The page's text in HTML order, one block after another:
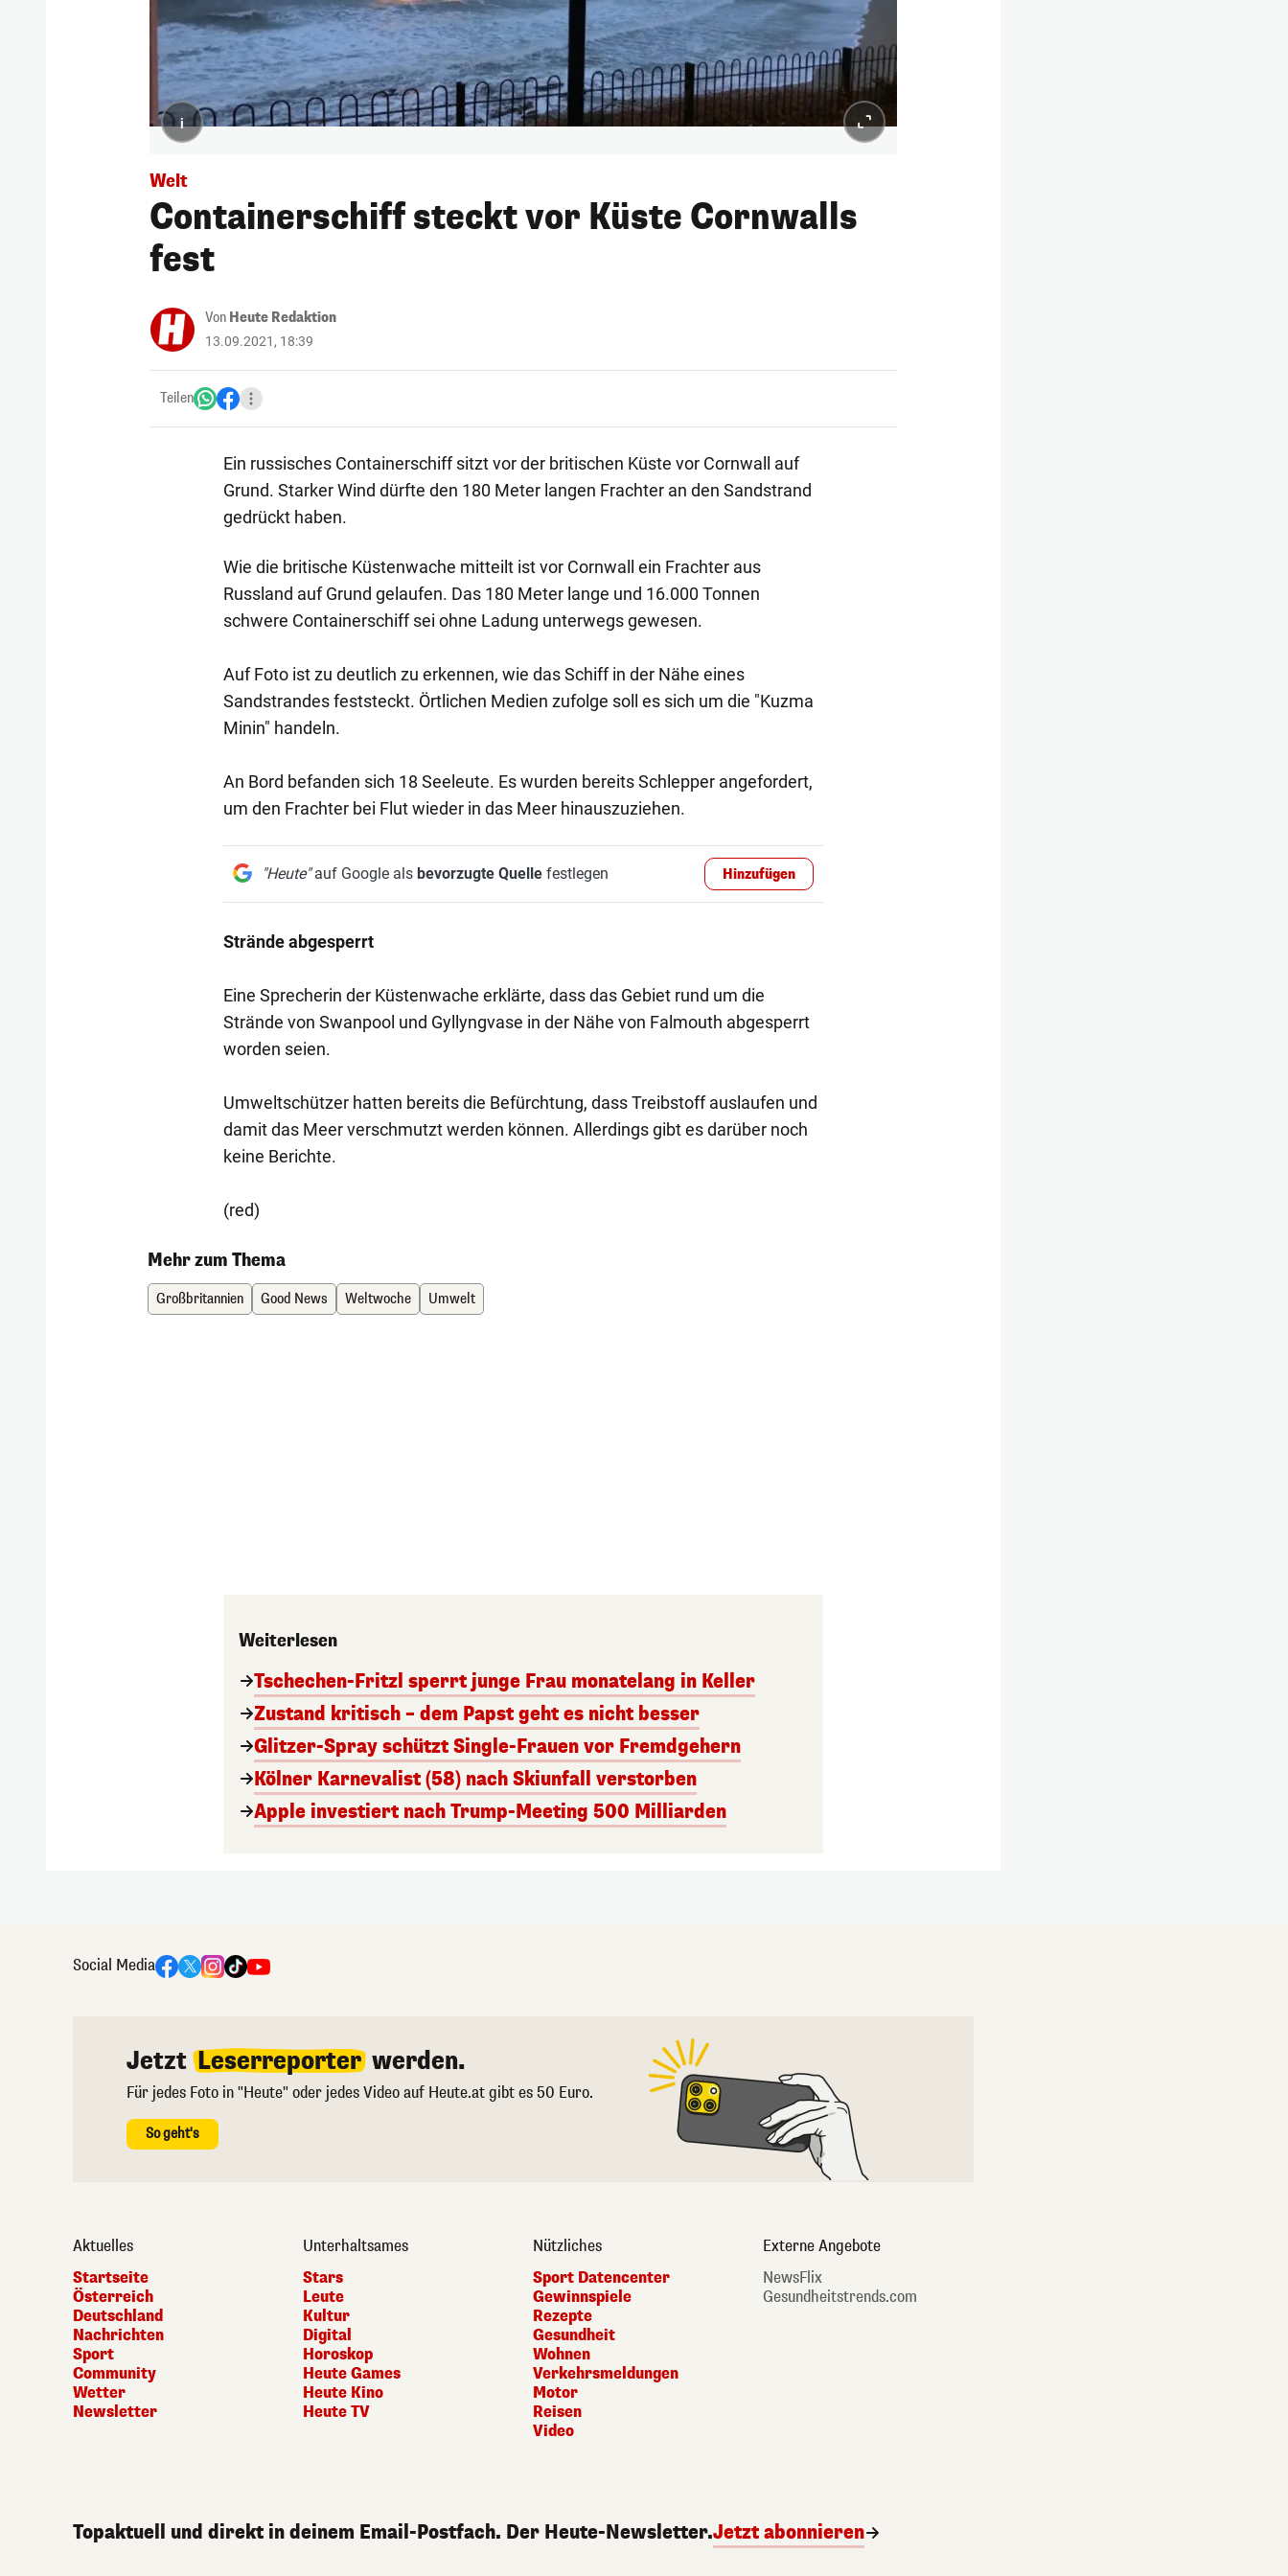
i
Welt
Containerschiff steckt vor Küste Cornwalls
fest
Von Heute Redaktion
13.09.2021, 18:39
Teilen
Ein russisches Containerschiff sitzt vor der britischen Küste vor Cornwall auf
Grund. Starker Wind dürfte den 180 Meter langen Frachter an den Sandstrand
gedrückt haben.
Wie die britische Küstenwache mitteilt ist vor Cornwall ein Frachter aus
Russland auf Grund gelaufen. Das 180 Meter lange und 16.000 Tonnen
schwere Containerschiff sei ohne Ladung unterwegs gewesen.
Auf Foto ist zu deutlich zu erkennen, wie das Schiff in der Nähe eines
Sandstrandes feststeckt. Örtlichen Medien zufolge soll es sich um die "Kuzma
Minin" handeln.
An Bord befanden sich 18 Seeleute. Es wurden bereits Schlepper angefordert,
um den Frachter bei Flut wieder in das Meer hinauszuziehen.
"Heute"auf Google als bevorzugte Quellefestlegen Hinzufügen
Strände abgesperrt
Eine Sprecherin der Küstenwache erklärte, dass das Gebiet rund um die
Strände von Swanpool und Gyllyngvase in der Nähe von Falmouth abgesperrt
worden seien.
Umweltschützer hatten bereits die Befürchtung, dass Treibstoff auslaufen und
damit das Meer verschmutzt werden können. Allerdings gibt es darüber noch
keine Berichte.
(red)
Mehr zum Thema
Großbritannien Good News Weltwoche Umwelt
Weiterlesen
Tschechen-Fritzl sperrt junge Frau monatelang in Keller
Zustand kritisch – dem Papst geht es nicht besser
Glitzer-Spray schützt Single-Frauen vor Fremdgehern
Kölner Karnevalist (58) nach Skiunfall verstorben
Apple investiert nach Trump-Meeting 500 Milliarden
Social Media
Jetzt Leserreporter werden.
Für jedes Foto in "Heute" oder jedes Video auf Heute.at gibt es 50 Euro.
So geht's
Aktuelles
Startseite
Österreich
Deutschland
Nachrichten
Sport
Community
Wetter
Newsletter
Unterhaltsames
Stars
Leute
Kultur
Digital
Horoskop
Heute Games
Heute Kino
Heute TV
Nützliches
Sport Datencenter
Gewinnspiele
Rezepte
Gesundheit
Wohnen
Verkehrsmeldungen
Motor
Reisen
Video
Externe Angebote
NewsFlix
Gesundheitstrends.com
Topaktuell und direkt in deinem Email-Postfach. Der Heute-Newsletter.Jetzt abonnieren